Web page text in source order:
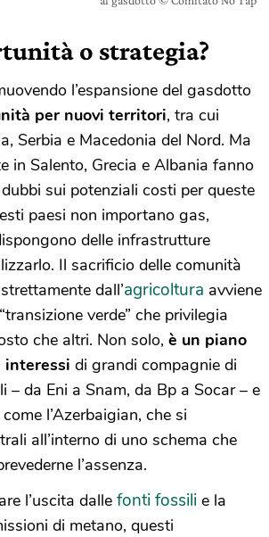
o strategia?
l’espansione del gasdotto
per nuovi territori, tra cui
Serbia e Macedonia del Nord. Ma
in Salento, Grecia e Albania fanno
sui potenziali costi per queste
paesi non importano gas,
delle infrastrutture
Il sacrificio delle comunità
dall’agricoltura avviene
verde” che privilegia
che altri. Non solo, è un piano
interessi di grandi compagnie di
– da Eni a Snam, da Bp a Socar – e
l’Azerbaigian, che si
all’interno di uno schema che
l’assenza.
l’uscita dalle fonti fossili e la
di metano, questi